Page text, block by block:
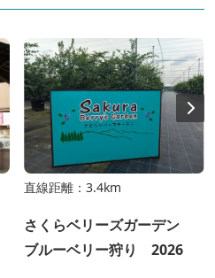
直線距離：3.4km
さくらベリーズガーデン
ブルーベリー狩り 2026